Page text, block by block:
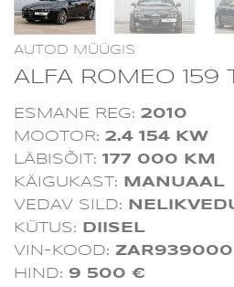
AUTOD MÜÜGIS
ALFA ROMEO 159
ESMANE REG: 2010
MOOTOR: 2.4 154 KW
LÄBISÕIT: 177 000 KM
KÄIGUKAST:
MANUAAL
VEDAV SILD:
KÜTUS:
DIISEL
VIN-KOOD:
HIND: 9 500 €